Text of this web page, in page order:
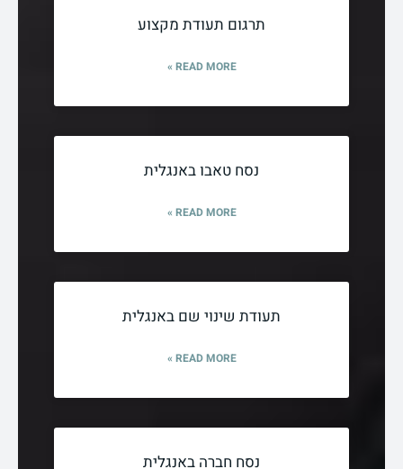
תרגום תעודת מקצוע
READ MORE »
נסח טאבו באנגלית
READ MORE »
תעודת שינוי שם באנגלית
READ MORE »
נסח חברה באנגלית